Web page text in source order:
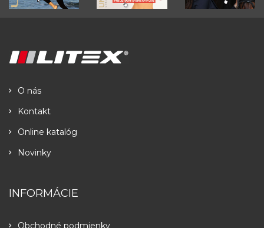
O nás
Kontakt
Online katalóg
Novinky
INFORMÁCIE